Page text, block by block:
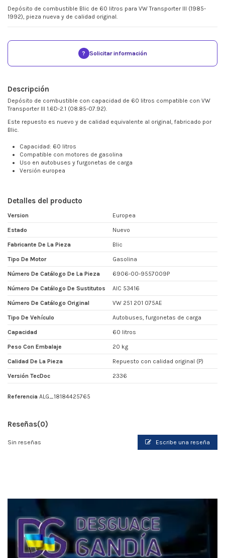
Depósito de combustible Blic de 60 litros para VW Transporter III (1985-
1992), pieza nueva y de calidad original.
? Solicitar información
Descripción
Depósito de combustible con capacidad de 60 litros compatible con VW
Transporter III 1.6D-2.1 (08.85-07.92).
Este repuesto es nuevo y de calidad equivalente al original, fabricado por
Blic.
Capacidad: 60 litros
Compatible con motores de gasolina
Uso en autobuses y furgonetas de carga
Versión europea
Detalles del producto
Version Europea
Estado Nuevo
Fabricante De La Pieza Blic
Tipo De Motor Gasolina
Número De Catálogo De La Pieza 6906-00-9557009P
Número De Catálogo De Sustitutos AIC 53416
Número De Catálogo Original VW 251 201 075AE
Tipo De Vehículo Autobuses, furgonetas de carga
Capacidad 60 litros
Peso Con Embalaje 20 kg
Calidad De La Pieza Repuesto con calidad original (P)
Versión TecDoc 2336
Referencia ALG_18184425765
Reseñas(0)
Sin reseñas Escribe una reseña